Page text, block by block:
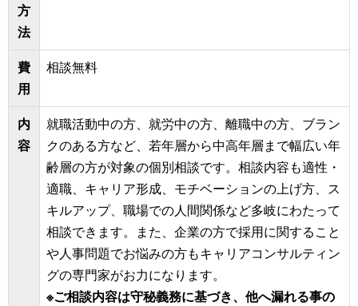
方
法
費
用
相談無料
内
容
就職活動中の方、就労中の方、離職中の方、ブラン
クのある方など、若年層から中高年層まで幅広い年
齢層の方が対象の個別相談です。相談内容も適性・
適職、キャリア形成、モチベーションの上げ方、ス
キルアップ、職場での人間関係など多岐にわたって
相談できます。また、企業の方で採用に関すること
や人事問題でお悩みの方もキャリアコンサルティン
グの専門家がお力になります。
※ご相談内容は守秘義務に基づき、他へ漏れる事の